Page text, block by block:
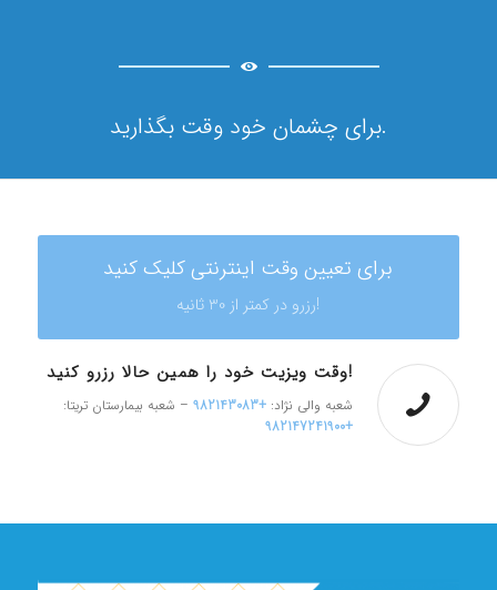
برای چشمان خود وقت بگذارید.
برای تعیین وقت اینترنتی کلیک کنید
رزرو در کمتر از 30 ثانیه!
وقت ویزیت خود را همین حالا رزرو کنید!
شعبه والی نژاد: +982143083
– شعبه بیمارستان تریتا:
+982147241900